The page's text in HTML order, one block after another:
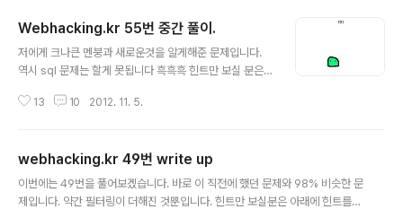
Webhacking.kr 55번 중간 풀이.
저에게 크나큰 멘붕과 새로운것을 알게해준 문제입니다.
역시 sql 문제는 할게 못됩니다 흑흑흑 힌트만 보실 분은
이 가능하나 1개는 불가능합니다. [천재라면!?]2. 게임 하
제 55번에 들어가면 다음과 같은 화면이 나옵니다 이쁜 구
더기가 마우스를 따라다니다가 잡아먹습니다. 잡아먹히지
않기위해서 피하면서 점수를 올려야 합니다. 게임은 이 문
13 10 2012. 11. 5.
webhacking.kr 49번 write up
이번에는 49번을 풀어보겠습니다. 바로 이 직전에 했던 문제와 98% 비슷한 문
제입니다. 약간 필터링이 더해진 것뿐입니다. 힌트만 보실분은 아래에 힌트를